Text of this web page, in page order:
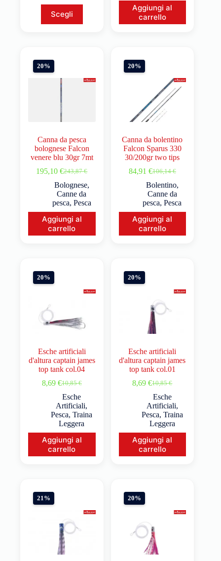
Scegli
Aggiungi al
carrello
20%
Canna da pesca
bolognese Falcon
venere blu 30gr 7mt
243,87€
195,10€
Bolognese,
Canne da
pesca, Pesca
Aggiungi al
carrello
20%
Canna da bolentino
Falcon Sparus 330
30/200gr two tips
106,14€
84,91 €
Bolentino,
Canne da
pesca,Pesca
Aggiungi al
carrello
20%
Esche artificiali
d'altura captain james
top tank col.04
10,85€
8,69 €
Esche
Artificiali,
Pesca,Traina
Leggera
Aggiungi al
carrello
20%
Esche artificiali
d'altura captain james
top tank col.01
10,85€
8,69€
Esche
Artificiali,
Pesca, Traina
Leggera
Aggiungi al
carrello
21% 20%